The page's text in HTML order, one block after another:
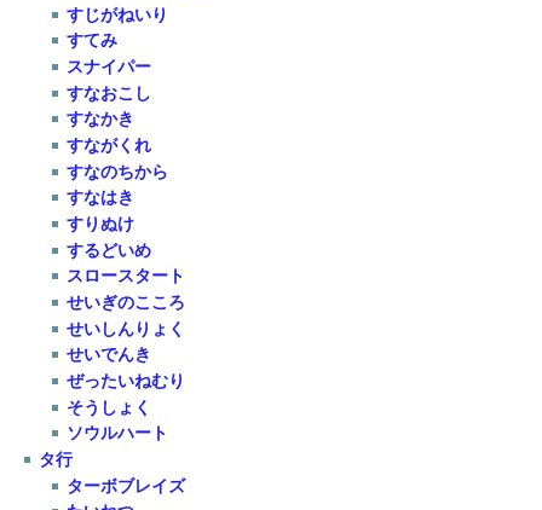
すじがねいり
すてみ
スナイパー
すなおこし
すなかき
すながくれ
すなのちから
すなはき
すりぬけ
するどいめ
スロースタート
せいぎのこころ
せいしんりょく
せいでんき
ぜったいねむり
そうしょく
ソウルハート
タ行
ターボブレイズ